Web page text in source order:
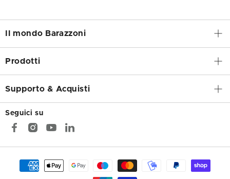
Il mondo Barazzoni
Prodotti
Supporto & Acquisti
Seguici su
Metodi